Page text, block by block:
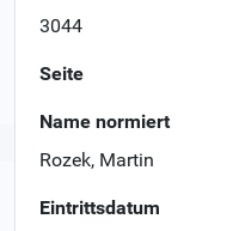
3044
Seite
Name normiert
Rozek, Martin
Eintrittsdatum